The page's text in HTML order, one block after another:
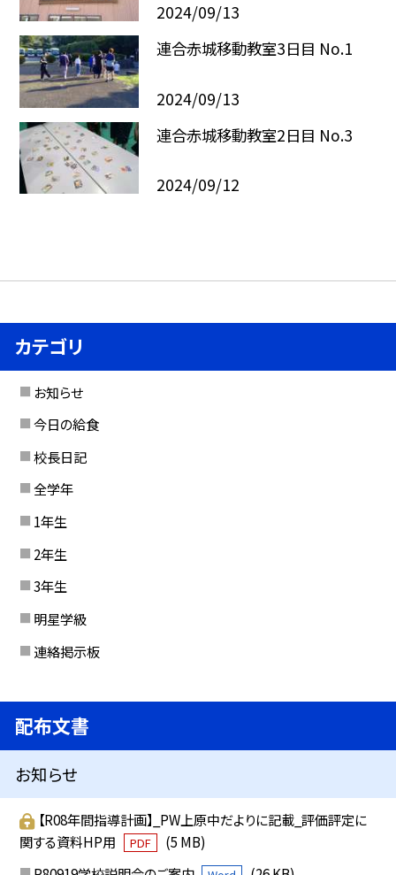
2024/09/13
連合赤城移動教室3日目 No.1
2024/09/13
連合赤城移動教室2日目 No.3
2024/09/12
カテゴリ
お知らせ
今日の給食
校長日記
全学年
1年生
2年生
3年生
明星学級
連絡掲示板
配布文書
お知らせ
【R08年間指導計画】_PW上原中だよりに記載_評価評定に
関する資料HP用
PDF
(5 MB)